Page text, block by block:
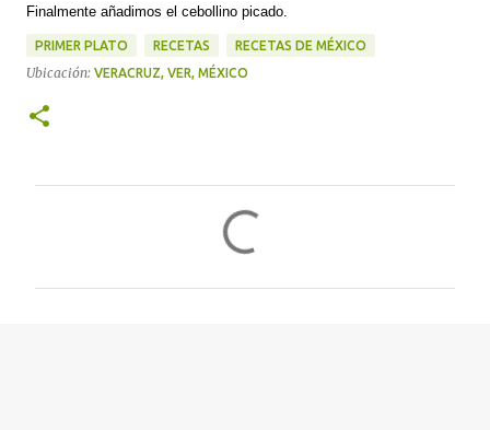
Finalmente añadimos el cebollino picado.
PRIMER PLATO RECETAS RECETAS DE MÉXICO
Ubicación: VERACRUZ, VER, MÉXICO